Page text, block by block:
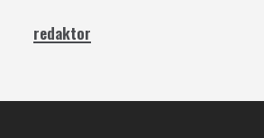
redaktor